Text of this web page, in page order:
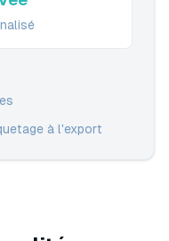
à l'export